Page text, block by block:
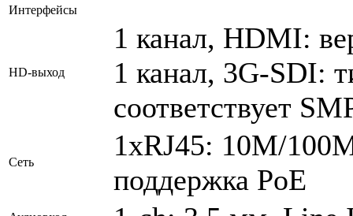
Интерфейсы
HD-выход
1 канал, HDMI:
1 канал, 3G-SDI:
соответствует
Сеть
1xRJ45: 10M/
поддержка PoE